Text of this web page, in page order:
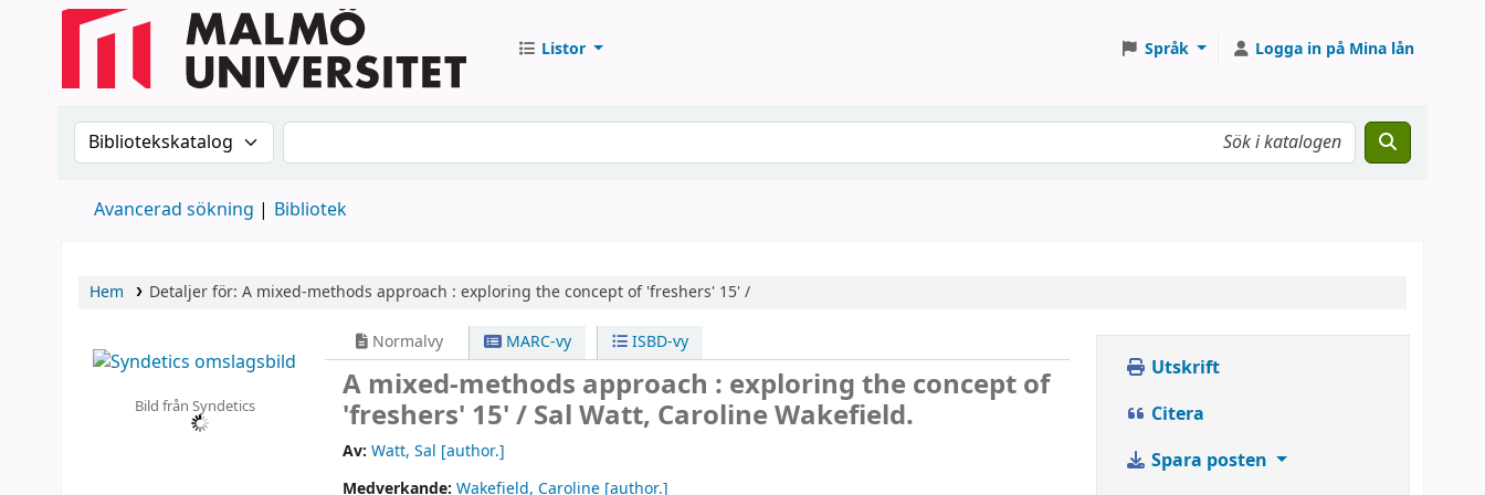
Listor Språk Logga in på Mina lån
Sök i katalogen efter:Sök i katalogen
Avancerad sökning Bibliotek
Hem Detaljer för: A mixed-methods approach : exploring the concept of 'freshers' 15' /
Bild från Syndetics
Normalvy MARC-vy ISBD-vy
A mixed-methods approach : exploring the concept of
'freshers' 15' /Sal Watt, Caroline Wakefield.
Av: Watt, Sal [author.]
Medverkande:Wakefield, Caroline [author.]
Utskrift
Citera
Spara posten